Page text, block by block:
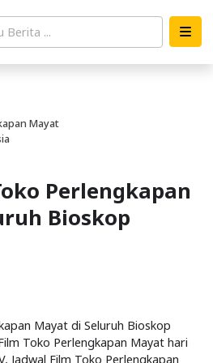
Mayat
Perlengkapan
Bioskop
Mayat di Seluruh Bioskop
Toko Perlengkapan Mayat hari
Jadwal Film Toko Perlengkapan